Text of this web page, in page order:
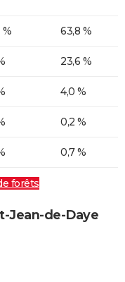
63,8 %
23,6 %
4,0 %
0,2 %
0,7 %
forêts
Jean-de-Daye